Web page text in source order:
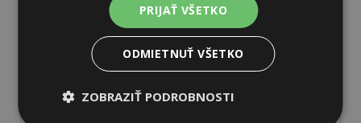
Pneumatiky Pirelli – kvalita a
spoľahlivosť na každej ceste
PRIJAŤ VŠETKO
ODMIETNUŤ VŠETKO
ZOBRAZIŤ PODROBNOSTI